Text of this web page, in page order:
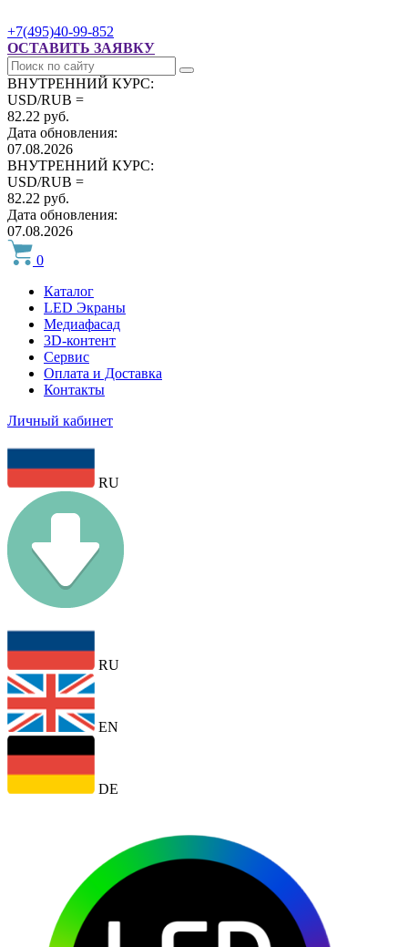
+7(495)40-99-852
ОСТАВИТЬ ЗАЯВКУ
ВНУТРЕННИЙ КУРС:
USD/RUB =
82.22 руб.
Дата обновления:
07.08.2026
ВНУТРЕННИЙ КУРС:
USD/RUB =
82.22 руб.
Дата обновления:
07.08.2026
0
Каталог
LED Экраны
Медиафасад
3D-контент
Сервис
Оплата и Доставка
Контакты
Личный кабинет
RU
RU
EN
DE